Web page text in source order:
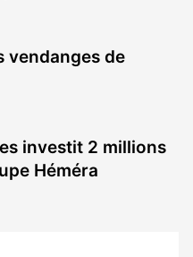
vendanges de
investit 2 millions
Héméra